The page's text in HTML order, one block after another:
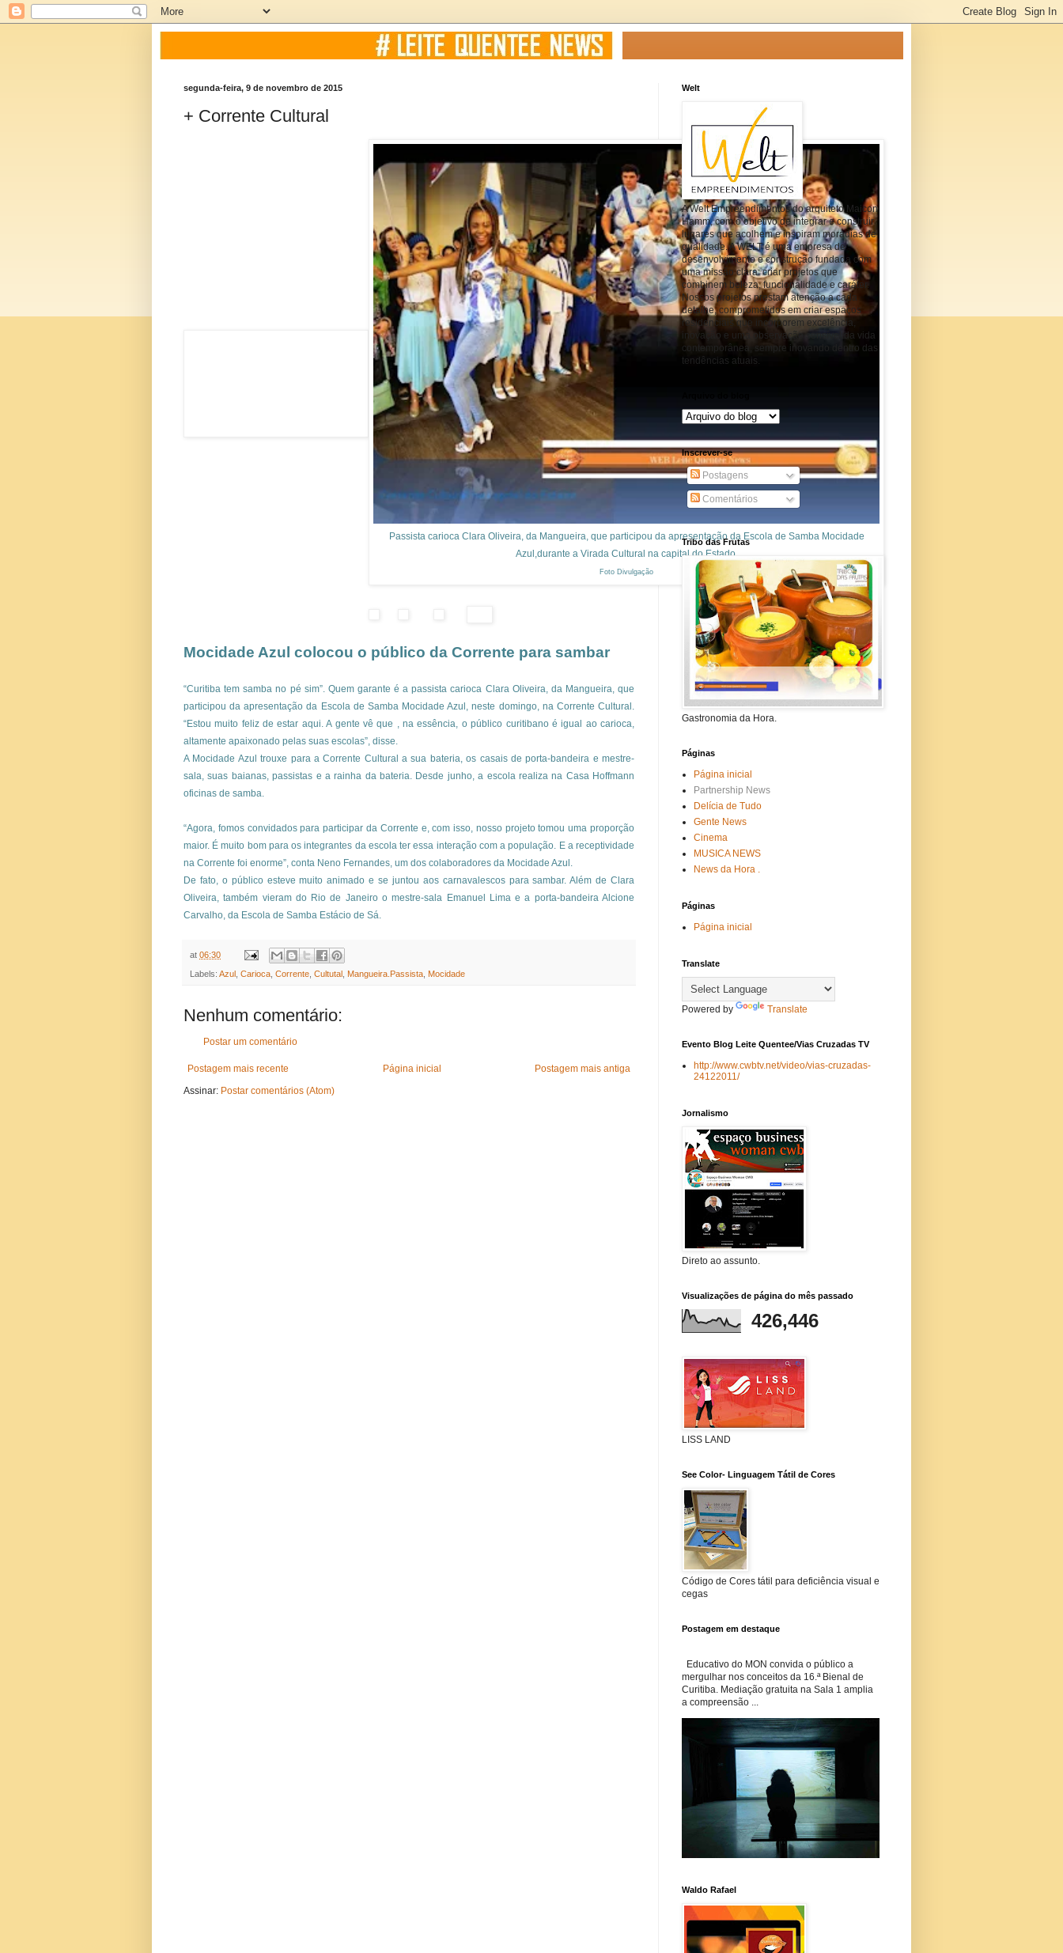
segunda-feira, 9 de novembro de 2015
+ Corrente Cultural
Passista carioca Clara Oliveira, da Mangueira, que participou da apresentação da Escola de Samba Mocidade
Azul,durante a Virada Cultural na capital do Estado.
Foto Divulgação
Mocidade Azul colocou o público da Corrente para sambar
“Curitiba tem samba no pé sim”. Quem garante é a passista carioca Clara Oliveira, da Mangueira, que
participou da apresentação da Escola de Samba Mocidade Azul, neste domingo, na Corrente Cultural.
“Estou muito feliz de estar aqui. A gente vê que , na essência, o público curitibano é igual ao carioca,
altamente apaixonado pelas suas escolas”, disse.
A Mocidade Azul trouxe para a Corrente Cultural a sua bateria, os casais de porta-bandeira e mestre-
sala, suas baianas, passistas e a rainha da bateria. Desde junho, a escola realiza na Casa Hoffmann
oficinas de samba.
“Agora, fomos convidados para participar da Corrente e, com isso, nosso projeto tomou uma proporção
maior. É muito bom para os integrantes da escola ter essa interação com a população. E a receptividade
na Corrente foi enorme”, conta Neno Fernandes, um dos colaboradores da Mocidade Azul.
De fato, o público esteve muito animado e se juntou aos carnavalescos para sambar. Além de Clara
Oliveira, também vieram do Rio de Janeiro o mestre-sala Emanuel Lima e a porta-bandeira Alcione
Carvalho, da Escola de Samba Estácio de Sá.
at 06:30
Labels: Azul Carioca Corrente Cultutal Mangueira.Passista Mocidade
Nenhum comentário:
Postar um comentário
Postagem mais recente Postagem mais antiga
Página inicial
Assinar: Postar comentários (Atom)
Welt
A Welt Empreendimentos do arquiteto Maicon
Hamm, com o objetivo de integrar e construir
lugares que acolhem e inspiram moradias de
qualidade. A WELT é uma empresa de
desenvolvimento e construção fundada com
uma missão clara: criar projetos que
combinem beleza, funcionalidade e caráter.
Nossos projetos prestam atenção a cada
detalhe, comprometidos em criar espaços
residenciais que incorporem excelência,
inovação e uma observação sensível da vida
contemporânea, sempre inovando dentro das
tendências atuais.
Inscrever-se
Postagens
Comentários
Tribo das Frutas
Gastronomia da Hora.
Páginas
Página inicial
Partnership News
Delícia de Tudo
Gente News
Cinema
MUSICA NEWS
News da Hora .
Páginas
Página inicial
Translate
Powered by Translate
Evento Blog Leite Quentee/Vias Cruzadas TV
http://www.cwbtv.net/video/vias-cruzadas-
24122011/
Jornalismo
Direto ao assunto.
Visualizações de página do mês passado
426,446
LISS LAND
See Color- Linguagem Tátil de Cores
Código de Cores tátil para deficiência visual e
cegas
Postagem em destaque
Educativo do MON convida o público a
mergulhar nos conceitos da 16.ª Bienal de
Curitiba. Mediação gratuita na Sala 1 amplia
a compreensão ...
Waldo Rafael